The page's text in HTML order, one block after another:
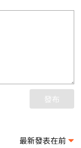
發布
最新發表在前